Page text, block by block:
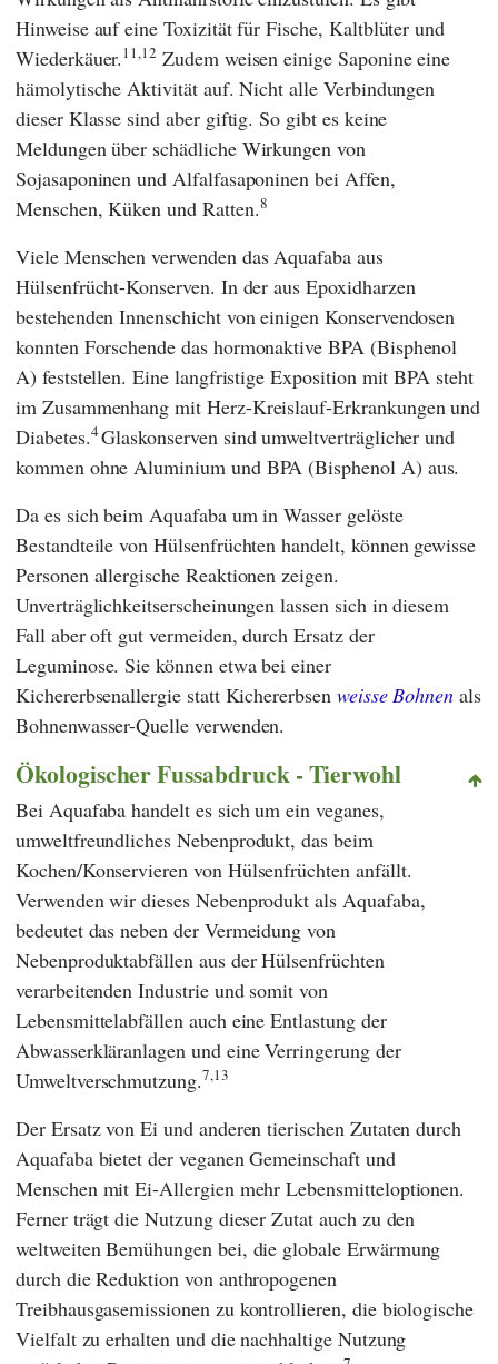
Hinweise auf eine Toxizität für Fische, Kaltblüter und
Wiederkäuer.11,12 Zudem weisen einige Saponine eine
hämolytische Aktivität auf. Nicht alle Verbindungen
dieser Klasse sind aber giftig. So gibt es keine
Meldungen über schädliche Wirkungen von
Sojasaponinen und Alfalfasaponinen bei Affen,
Menschen, Küken und Ratten.8
Viele Menschen verwenden das Aquafaba aus
Hülsenfrücht-Konserven. In der aus Epoxidharzen
bestehenden Innenschicht von einigen Konservendosen
konnten Forschende das hormonaktive BPA (Bisphenol
A) feststellen. Eine langfristige Exposition mit BPA steht
im Zusammenhang mit Herz-Kreislauf-Erkrankungen und
Diabetes.4Glaskonserven sind umweltverträglicher und
kommen ohne Aluminium und BPA (Bisphenol A) aus.
Da es sich beim Aquafaba um in Wasser gelöste
Bestandteile von Hülsenfrüchten handelt, können gewisse
Personen allergische Reaktionen zeigen.
Unverträglichkeitserscheinungen lassen sich in diesem
Fall aber oft gut vermeiden, durch Ersatz der
Leguminose. Sie können etwa bei einer
Kichererbsenallergie statt Kichererbsen weisse Bohnen als
Bohnenwasser-Quelle verwenden.
Ökologischer Fussabdruck - Tierwohl
Bei Aquafaba handelt es sich um ein veganes,
umweltfreundliches Nebenprodukt, das beim
Kochen/Konservieren von Hülsenfrüchten anfällt.
Verwenden wir dieses Nebenprodukt als Aquafaba,
bedeutet das neben der Vermeidung von
Nebenproduktabfällen aus der Hülsenfrüchten
verarbeitenden Industrie und somit von
Lebensmittelabfällen auch eine Entlastung der
Abwasserkläranlagen und eine Verringerung der
Umweltverschmutzung.7,13
Der Ersatz von Ei und anderen tierischen Zutaten durch
Aquafaba bietet der veganen Gemeinschaft und
Menschen mit Ei-Allergien mehr Lebensmitteloptionen.
Ferner trägt die Nutzung dieser Zutat auch zu den
weltweiten Bemühungen bei, die globale Erwärmung
durch die Reduktion von anthropogenen
Treibhausgasemissionen zu kontrollieren, die biologische
Vielfalt zu erhalten und die nachhaltige Nutzung